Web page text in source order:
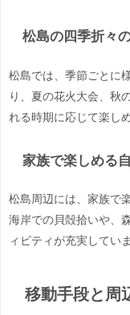
松島の四季折々
松島では、季節ごとに
り、夏の花火大会、秋
れる時期に応じて楽し
家族で楽しめる
松島周辺には、家族で
海岸での貝殻拾いや、
ィビティが充実していま
移動手段と周